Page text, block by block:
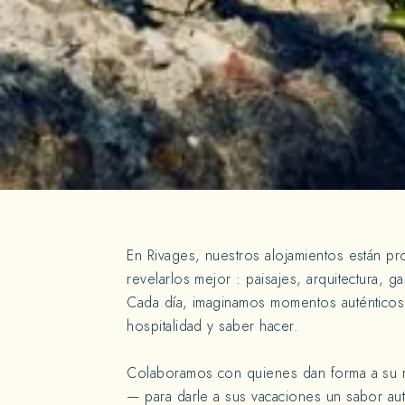
En Rivages, nuestros alojamientos están
revelarlos mejor : paisajes, arquitectura,
Cada día, imaginamos momentos
hospitalidad y saber hacer.
Colaboramos con quienes dan forma a
— para darle a sus vacaciones un sabor